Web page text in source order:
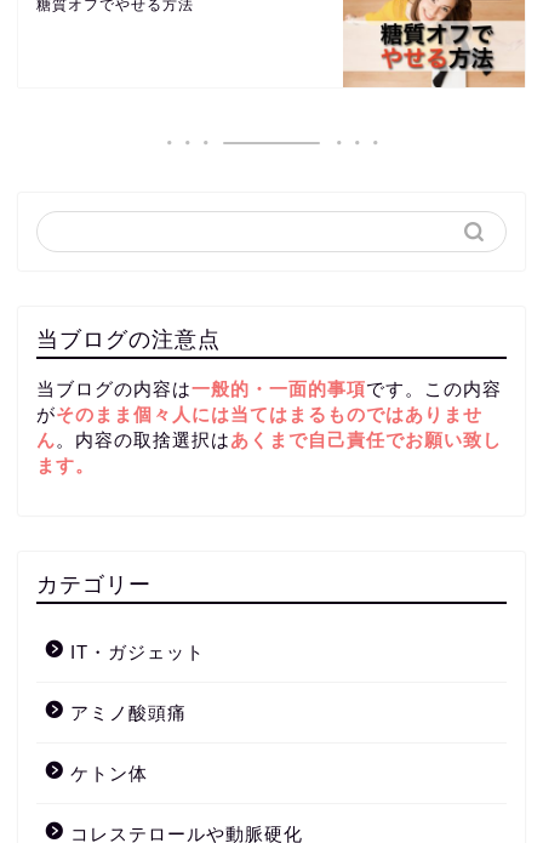
糖質オフでやせる方法
当ブログの注意点
当ブログの内容は一般的・一面的事項です。この内容
がそのまま個々人には当てはまるものではありませ
ん。内容の取捨選択はあくまで自己責任でお願い致し
ます。
カテゴリー
IT・ガジェット
アミノ酸頭痛
ケトン体
コレステロールや動脈硬化